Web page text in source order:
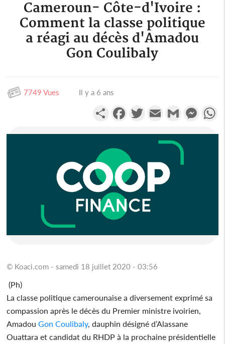
Cameroun- Côte-d'Ivoire :
Comment la classe politique
a réagi au décès d'Amadou
Gon Coulibaly
7749 Vues Il y a 6 ans
PartagerFacebookTwitterEmail Gmail
© Koaci.com - samedi 18 juillet 2020 - 03:56
(Ph)
La classe politique camerounaise a diversement exprimé sa
compassion après le décès du Premier ministre ivoirien,
AmadouGon Coulibaly, dauphin désigné d’Alassane
Ouattara et candidat du RHDP à la prochaine présidentielle